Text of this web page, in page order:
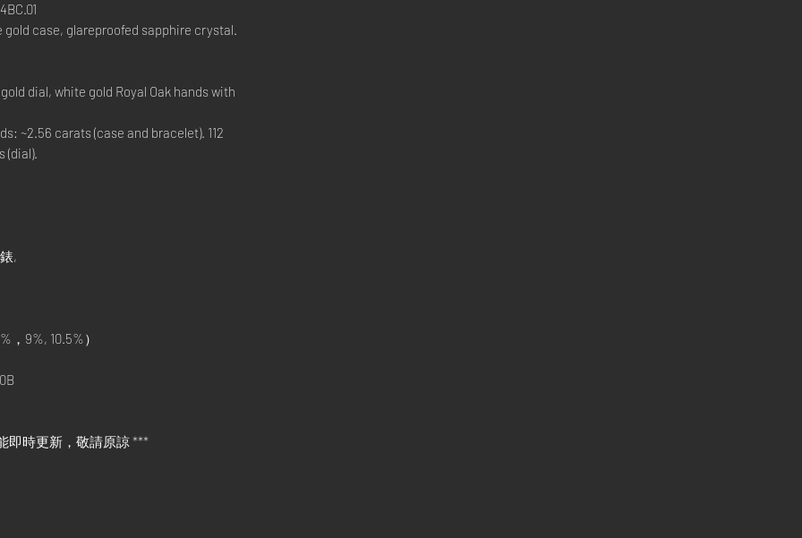
case, glareproofed sapphire crystal.
dial, white gold Royal Oak hands with
~2.56 carats (case and bracelet). 112
(dial).
,
9%, 10.5%）
即時更新，敬請原諒 ***